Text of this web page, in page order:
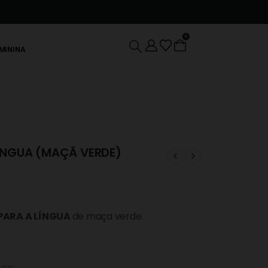
0
(MAÇÃ VERDE)
A LÍNGUA de maça verde.